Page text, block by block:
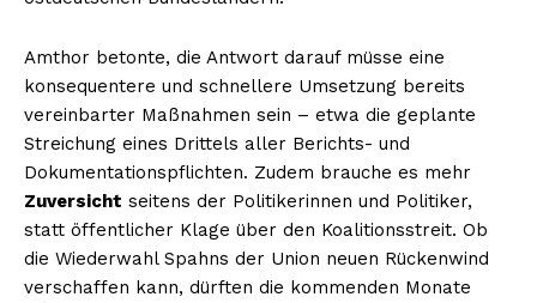
Amthor betonte, die Antwort darauf müsse eine
konsequentere und schnellere Umsetzung bereits
vereinbarter Maßnahmen sein – etwa die geplante
Streichung eines Drittels aller Berichts- und
Dokumentationspflichten. Zudem brauche es mehr
Zuversicht seitens der Politikerinnen und Politiker,
statt öffentlicher Klage über den Koalitionsstreit. Ob
die Wiederwahl Spahns der Union neuen Rückenwind
verschaffen kann, dürften die kommenden Monate